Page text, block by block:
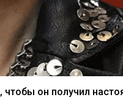
он получил